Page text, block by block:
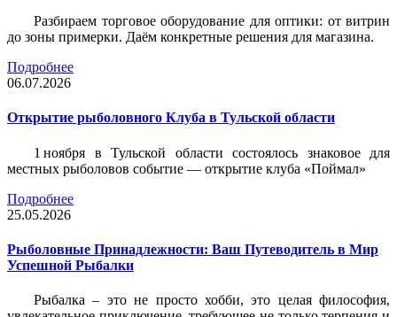
Разбираем торговое оборудование для оптики: от витрин
до зоны примерки. Даём конкретные решения для магазина.
Подробнее
06.07.2026
Открытие рыболовного Клуба в Тульской области
1 ноября в Тульской области состоялось знаковое для
местных рыболовов событие — открытие клуба «Поймал»
Подробнее
25.05.2026
Рыболовные Принадлежности: Ваш Путеводитель в Мир
Успешной Рыбалки
Рыбалка – это не просто хобби, это целая философия,